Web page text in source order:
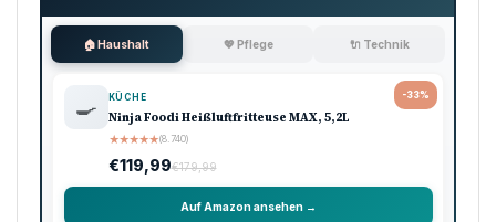
🏠 Haushalt 💖 Pflege 🔌 Technik
-33%
🍳 KÜCHE
Ninja Foodi Heißluftfritteuse MAX, 5,2L
★★★★★(8.740)
€119,99€179,99
Auf Amazon ansehen →